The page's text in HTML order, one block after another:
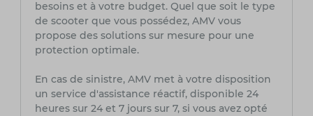
besoins et à votre budget. Quel que soit le type
de scooter que vous possédez, AMV vous
propose des solutions sur mesure pour une
protection optimale.
En cas de sinistre, AMV met à votre disposition
un service d'assistance réactif, disponible 24
heures sur 24 et 7 jours sur 7, si vous avez opté